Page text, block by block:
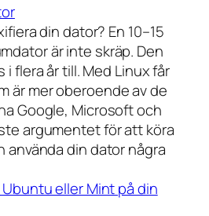
din dator? En 10–15
är inte skräp. Den
i flera år till. Med Linux får
är mer oberoende av de
Google, Microsoft och
argumentet för att köra
använda din dator några
eller Mint på din